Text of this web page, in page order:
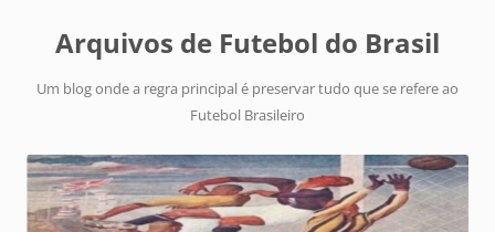
Arquivos de Futebol do Brasil
Um blog onde a regra principal é preservar tudo que se refere ao
Futebol Brasileiro